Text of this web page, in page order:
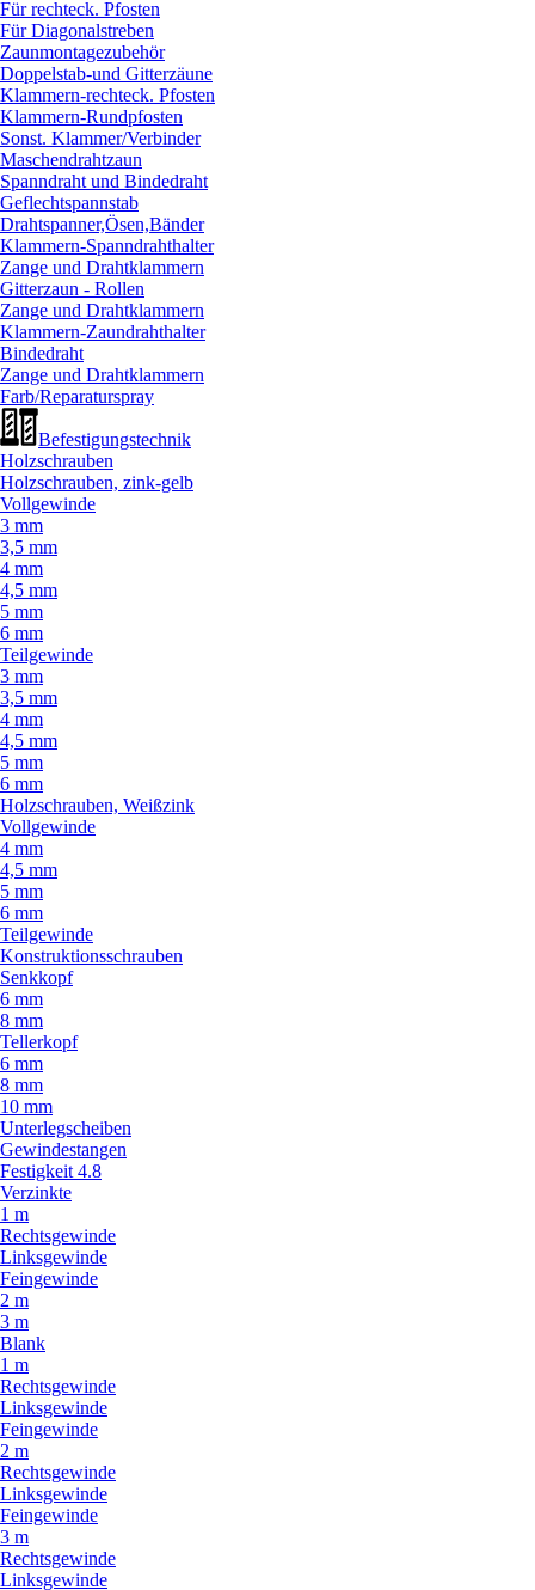
Für rechteck. Pfosten
Für Diagonalstreben
Zaunmontagezubehör
Doppelstab-und Gitterzäune
Klammern-rechteck. Pfosten
Klammern-Rundpfosten
Sonst. Klammer/Verbinder
Maschendrahtzaun
Spanndraht und Bindedraht
Geflechtspannstab
Drahtspanner,Ösen,Bänder
Klammern-Spanndrahthalter
Zange und Drahtklammern
Gitterzaun - Rollen
Zange und Drahtklammern
Klammern-Zaundrahthalter
Bindedraht
Zange und Drahtklammern
Farb/Reparaturspray
Befestigungstechnik
Holzschrauben
Holzschrauben, zink-gelb
Vollgewinde
3 mm
3,5 mm
4 mm
4,5 mm
5 mm
6 mm
Teilgewinde
3 mm
3,5 mm
4 mm
4,5 mm
5 mm
6 mm
Holzschrauben, Weißzink
Vollgewinde
4 mm
4,5 mm
5 mm
6 mm
Teilgewinde
Konstruktionsschrauben
Senkkopf
6 mm
8 mm
Tellerkopf
6 mm
8 mm
10 mm
Unterlegscheiben
Gewindestangen
Festigkeit 4.8
Verzinkte
1 m
Rechtsgewinde
Linksgewinde
Feingewinde
2 m
3 m
Blank
1 m
Rechtsgewinde
Linksgewinde
Feingewinde
2 m
Rechtsgewinde
Linksgewinde
Feingewinde
3 m
Rechtsgewinde
Linksgewinde